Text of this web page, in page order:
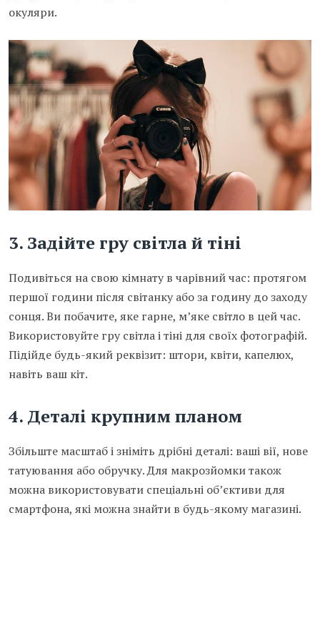
окуляри.
3. Задійте гру світла й тіні
Подивіться на свою кімнату в чарівний час: протягом
першої години після світанку або за годину до заходу
сонця. Ви побачите, яке гарне, м’яке світло в цей час.
Використовуйте гру світла і тіні для своїх фотографій.
Підійде будь-який реквізит: штори, квіти, капелюх,
навіть ваш кіт.
4. Деталі крупним планом
Збільште масштаб і зніміть дрібні деталі: ваші вії, нове
татуювання або обручку. Для макрозйомки також
можна використовувати спеціальні об’єктиви для
смартфона, які можна знайти в будь-якому магазині.